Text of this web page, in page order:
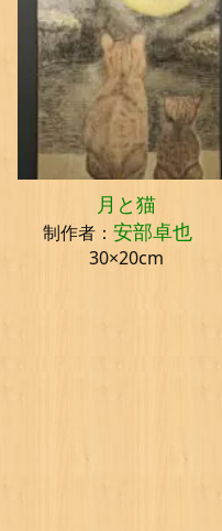
月と猫
制作者： 安部卓也
30×20cm